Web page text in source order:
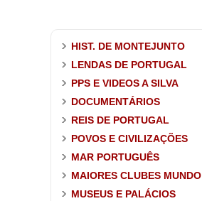
HIST. DE MONTEJUNTO
LENDAS DE PORTUGAL
PPS E VIDEOS A SILVA
DOCUMENTÁRIOS
REIS DE PORTUGAL
POVOS E CIVILIZAÇÕES
MAR PORTUGUÊS
MAIORES CLUBES MUNDO
MUSEUS E PALÁCIOS